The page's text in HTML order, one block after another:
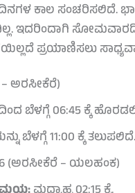
ಕಾಲ ಸಂಚರಿಸಲಿದೆ.
ಇದರಿಂದಾಗಿ
ಪ್ರಯಾಣಿಸಲು
ಅರಸೀಕೆರೆ)
ಬೆಳಗ್ಗೆ 06:45 ಕ್ಕೆ
ಬೆಳಗ್ಗೆ 11:00 ಕ್ಕೆ ತಲುಪಲಿದೆ.
(ಅರಸೀಕೆರೆ – ಯಲಹಂಕ)